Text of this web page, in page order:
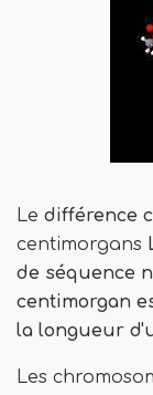
Le différence
centimorgans
de séquence
centimorgan
la longueur
Les